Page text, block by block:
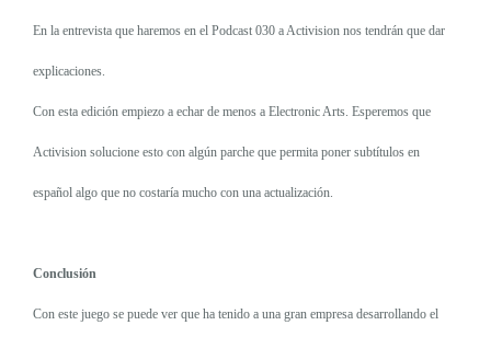
En la entrevista que haremos en el Podcast 030 a Activision nos tendrán que dar
explicaciones.
Con esta edición empiezo a echar de menos a Electronic Arts. Esperemos que
Activision solucione esto con algún parche que permita poner subtítulos en
español algo que no costaría mucho con una actualización.
Conclusión
Con este juego se puede ver que ha tenido a una gran empresa desarrollando el